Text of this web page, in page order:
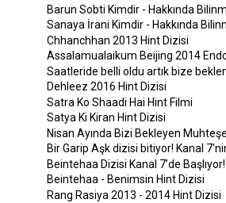
Barun Sobti Kimdir - Hakkında
Sanaya İrani Kimdir - Hakkında
Chhanchhan 2013 Hint Dizisi
Assalamualaikum Beijing 2014
Saatleride belli oldu artık bize
Dehleez 2016 Hint Dizisi
Satra Ko Shaadi Hai Hint Filmi
Satya Ki Kiran Hint Dizisi
Nisan Ayında Bizi Bekleyen
Bir Garip Aşk dizisi bitiyor! Kanal
Beintehaa Dizisi Kanal 7’de Başlıyor!
Beintehaa - Benimsin Hint Dizisi
Rang Rasiya 2013 - 2014 Hint Dizisi